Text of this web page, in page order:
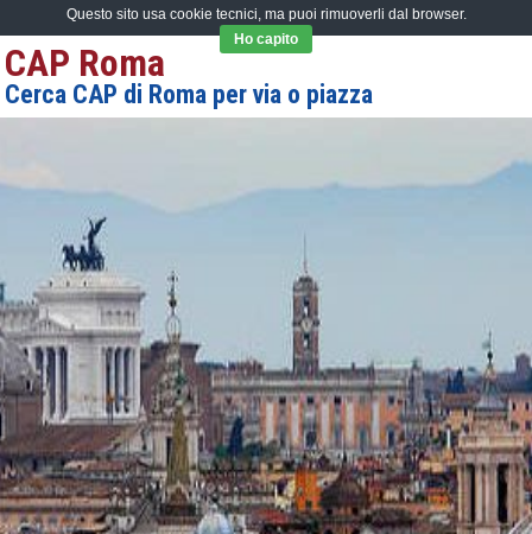
CAP Roma
Cerca CAP di Roma per via o piazza
Questo sito usa cookie tecnici, ma puoi rimuoverli dal browser.
Ho capito